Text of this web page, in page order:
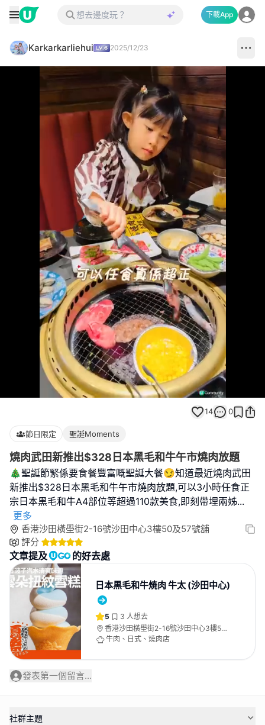
下載App
Karkarkarliehui 2025/12/23
Loaded:
100.00%
14 0
節日限定 聖誕Moments
燒肉武田新推出$328日本黑毛和牛午市燒肉放題
🎄聖誕節緊係要食餐豐富嘅聖誕大餐😏知道最近燒肉武田
新推出$328日本黑毛和牛午市燒肉放題,可以3小時任食正
宗日本黑毛和牛A4部位等超過110款美食,即刻帶埋兩姊...
更多
香港沙田橫壆街2-16號沙田中心3樓50及57號舖
評分
文章提及 的好去處
日本黒毛和牛焼肉 牛太 (沙田中心)
5 3 人想去
香港沙田橫壆街2-16號沙田中心3樓50
及57號舖
牛肉、日式、燒肉店
發表第一個留言...
社群主題